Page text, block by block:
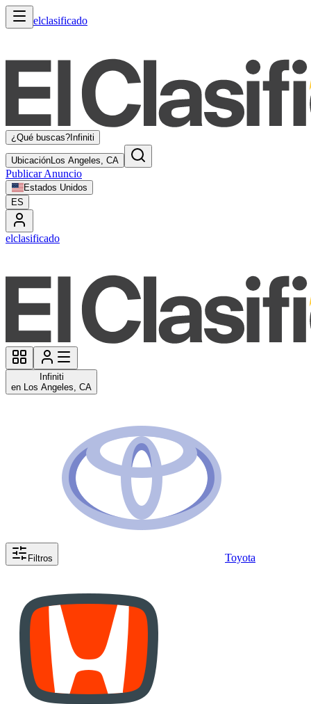
elclasificado
¿Qué buscas? Infiniti
UbicaciónLos Angeles, CA
Publicar Anuncio
Estados Unidos
ES
elclasificado
Infiniti
en Los Angeles, CA
Filtros Toyota